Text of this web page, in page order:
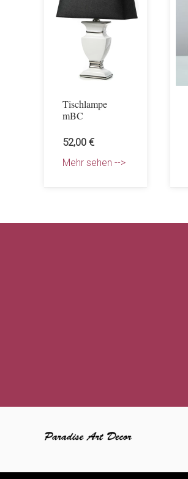
Tischlampe
mBC
52,00 €
Mehr sehen -->